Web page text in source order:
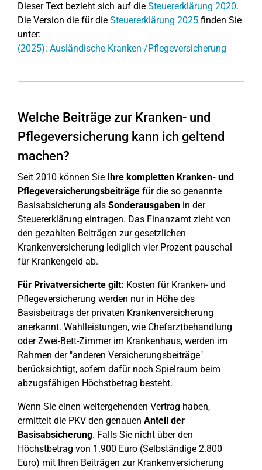
Dieser Text bezieht sich auf die Steuererklärung 2020.
Die Version die für die Steuererklärung 2025 finden Sie
unter:
(2025): Ausländische Kranken-/Pflegeversicherung
Welche Beiträge zur Kranken- und
Pflegeversicherung kann ich geltend
machen?
Seit 2010 können Sie Ihre kompletten Kranken- und
Pflegeversicherungsbeiträge für die so genannte
Basisabsicherung als Sonderausgaben in der
Steuererklärung eintragen. Das Finanzamt zieht von
den gezahlten Beiträgen zur gesetzlichen
Krankenversicherung lediglich vier Prozent pauschal
für Krankengeld ab.
Für Privatversicherte gilt: Kosten für Kranken- und
Pflegeversicherung werden nur in Höhe des
Basisbeitrags der privaten Krankenversicherung
anerkannt. Wahlleistungen, wie Chefarztbehandlung
oder Zwei-Bett-Zimmer im Krankenhaus, werden im
Rahmen der "anderen Versicherungsbeiträge"
berücksichtigt, sofern dafür noch Spielraum beim
abzugsfähigen Höchstbetrag besteht.
Wenn Sie einen weitergehenden Vertrag haben,
ermittelt die PKV den genauen Anteil der
Basisabsicherung. Falls Sie nicht über den
Höchstbetrag von 1.900 Euro (Selbständige 2.800
Euro) mit Ihren Beiträgen zur Krankenversicherung